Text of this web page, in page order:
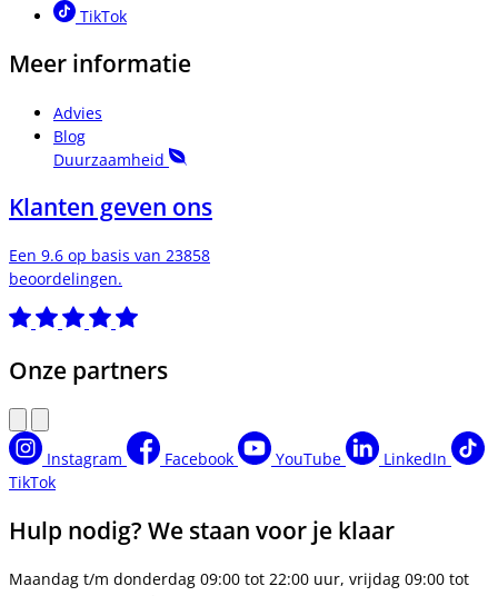
TikTok
Meer informatie
Advies
Blog
Duurzaamheid
Klanten geven ons
Een 9.6 op basis van 23858
beoordelingen.
Onze partners
Instagram Facebook YouTube
LinkedIn
TikTok
Hulp nodig? We staan voor je klaar
Maandag t/m donderdag 09:00 tot 22:00 uur, vrijdag 09:00 tot